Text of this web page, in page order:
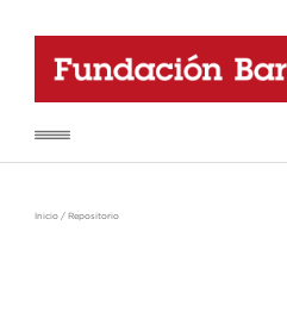
Inicio / Repositorio